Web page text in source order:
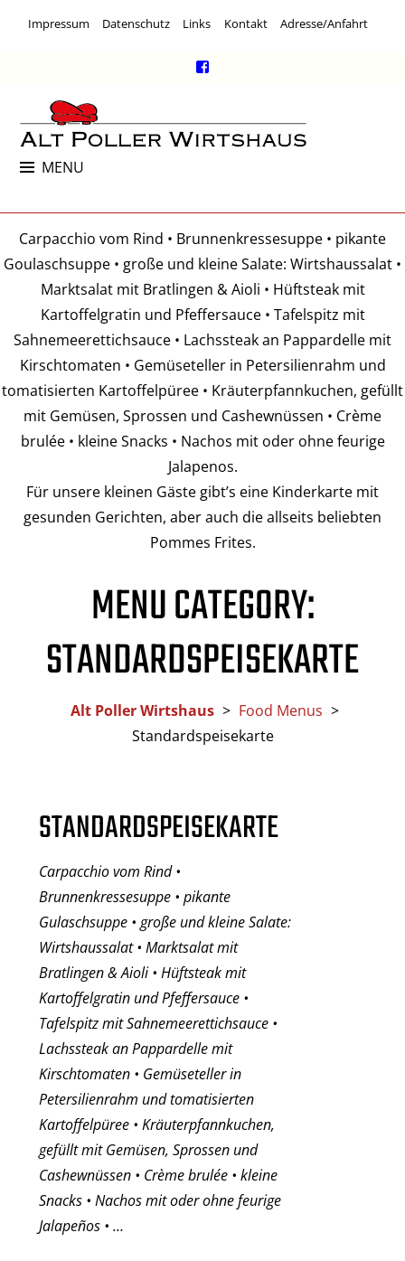
Impressum Datenschutz Links Kontakt Adresse/Anfahrt
ALT POLLER WIRTSHAUS
Kneipe, Restaurant & Kulturlokal
MENU
Carpacchio vom Rind • Brunnenkressesuppe • pikante
Goulaschsuppe • große und kleine Salate: Wirtshaussalat •
Marktsalat mit Bratlingen & Aioli • Hüftsteak mit
Kartoffelgratin und Pfeffersauce • Tafelspitz mit
Sahnemeerettichsauce • Lachssteak an Pappardelle mit
Kirschtomaten • Gemüseteller in Petersilienrahm und
tomatisierten Kartoffelpüree • Kräuterpfannkuchen, gefüllt
mit Gemüsen, Sprossen und Cashewnüssen • Crème
brulée • kleine Snacks • Nachos mit oder ohne feurige
Jalapenos.
Für unsere kleinen Gäste gibt’s eine Kinderkarte mit
gesunden Gerichten, aber auch die allseits beliebten
Pommes Frites.
MENU CATEGORY:
STANDARDSPEISEKARTE
Alt Poller Wirtshaus > Food Menus >
Standardspeisekarte
STANDARDSPEISEKARTE
Carpacchio vom Rind •
Brunnenkressesuppe • pikante
Gulaschsuppe • große und kleine Salate:
Wirtshaussalat • Marktsalat mit
Bratlingen & Aioli • Hüftsteak mit
Kartoffelgratin und Pfeffersauce •
Tafelspitz mit Sahnemeerettichsauce •
Lachssteak an Pappardelle mit
Kirschtomaten • Gemüseteller in
Petersilienrahm und tomatisierten
Kartoffelpüree • Kräuterpfannkuchen,
gefüllt mit Gemüsen, Sprossen und
Cashewnüssen • Crème brulée • kleine
Snacks • Nachos mit oder ohne feurige
Jalapeños • …